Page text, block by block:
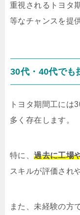
重視されるトヨタ
等なチャンスを提
30代・40代でも
トヨタ期間工には
多く存在します。
特に、過去に工場
スキルが評価され
また、未経験の方